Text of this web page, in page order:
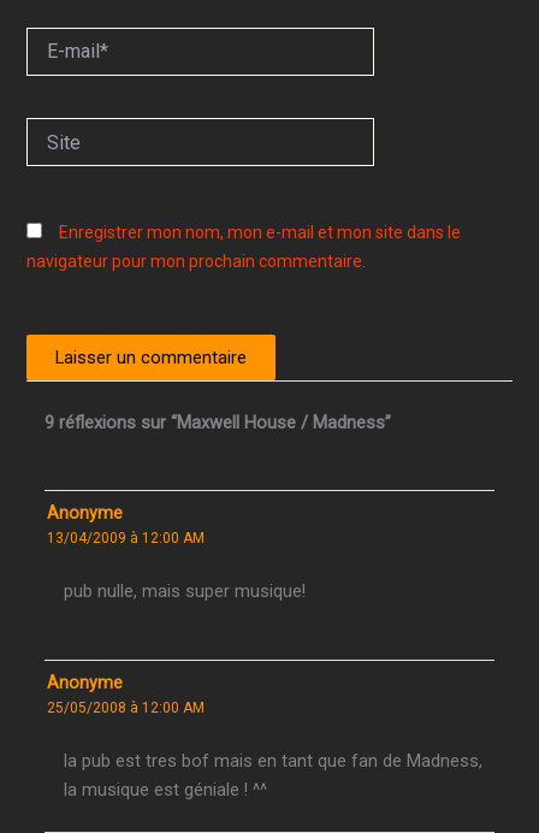
mail*
Enregistrer mon nom, mon e-mail et mon site dans le
navigateur pour mon prochain commentaire.
9 réflexions sur “Maxwell House / Madness”
Anonyme
13/04/2009 à 12:00 AM
pub nulle, mais super musique!
Anonyme
25/05/2008 à 12:00 AM
la pub est tres bof mais en tant que fan de Madness,
la musique est géniale ! ^^